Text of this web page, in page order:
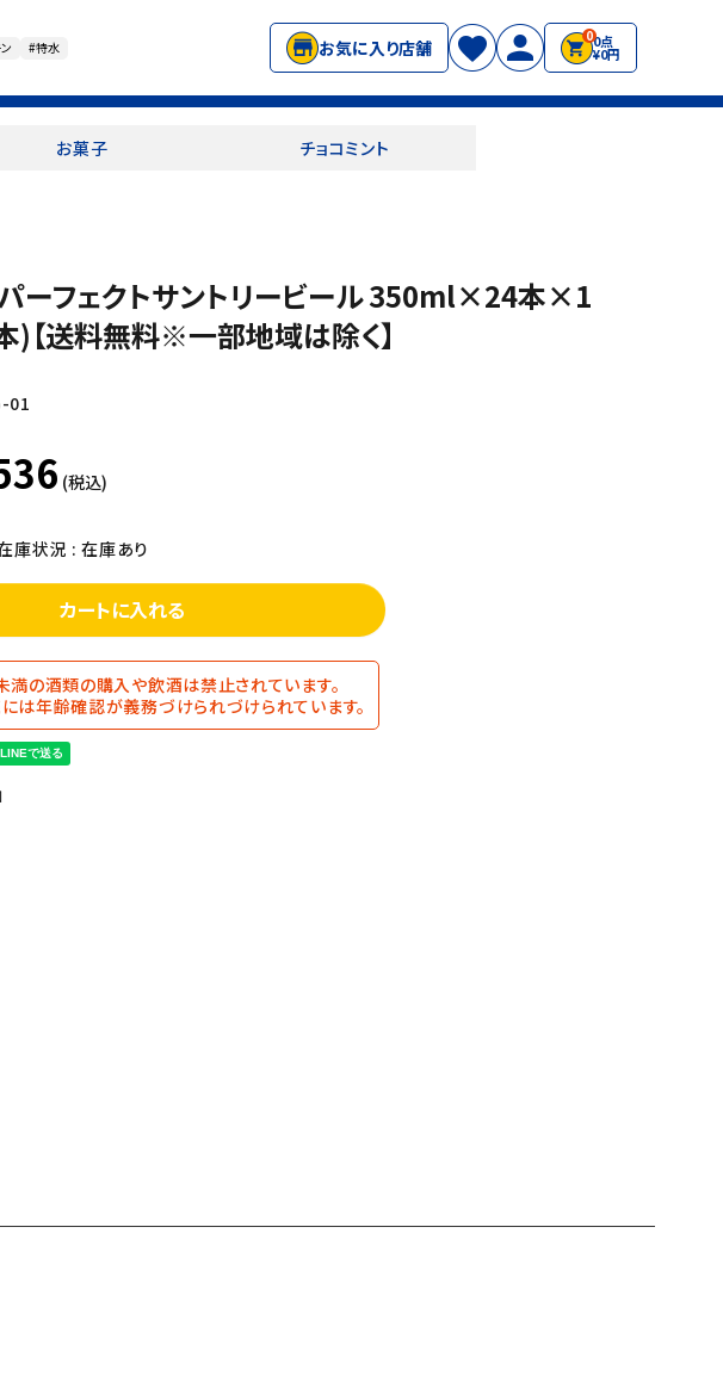
#特水 お気に入り店舗
00点
¥0円
お菓子 チョコミント
ーフェクトサントリービール 350ml×24本×1
)【送料無料※一部地域は除く】
01
(税込)
庫状況 : 在庫あり
カートに入れる
満の酒類の購入や飲酒は禁止されています。
は年齢確認が義務づけられづけられています。